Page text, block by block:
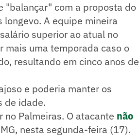
"balançar" com a proposta do
longevo. A equipe mineira
superior ao atual no
mais uma temporada caso o
resultando em cinco anos de
e poderia manter os
de idade.
Palmeiras. O atacante não
nesta segunda-feira (17).